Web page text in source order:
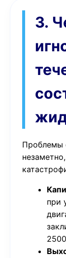
3.
Проблемы
при